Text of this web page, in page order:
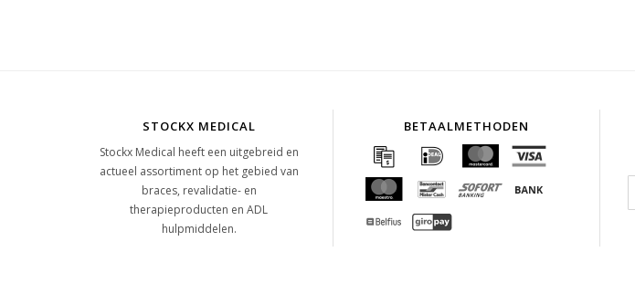
STOCKX MEDICAL
Stockx Medical heeft een uitgebreid en
actueel assortiment op het gebied van
braces, revalidatie- en
therapieproducten en ADL
hulpmiddelen.
BETAALMETHODEN